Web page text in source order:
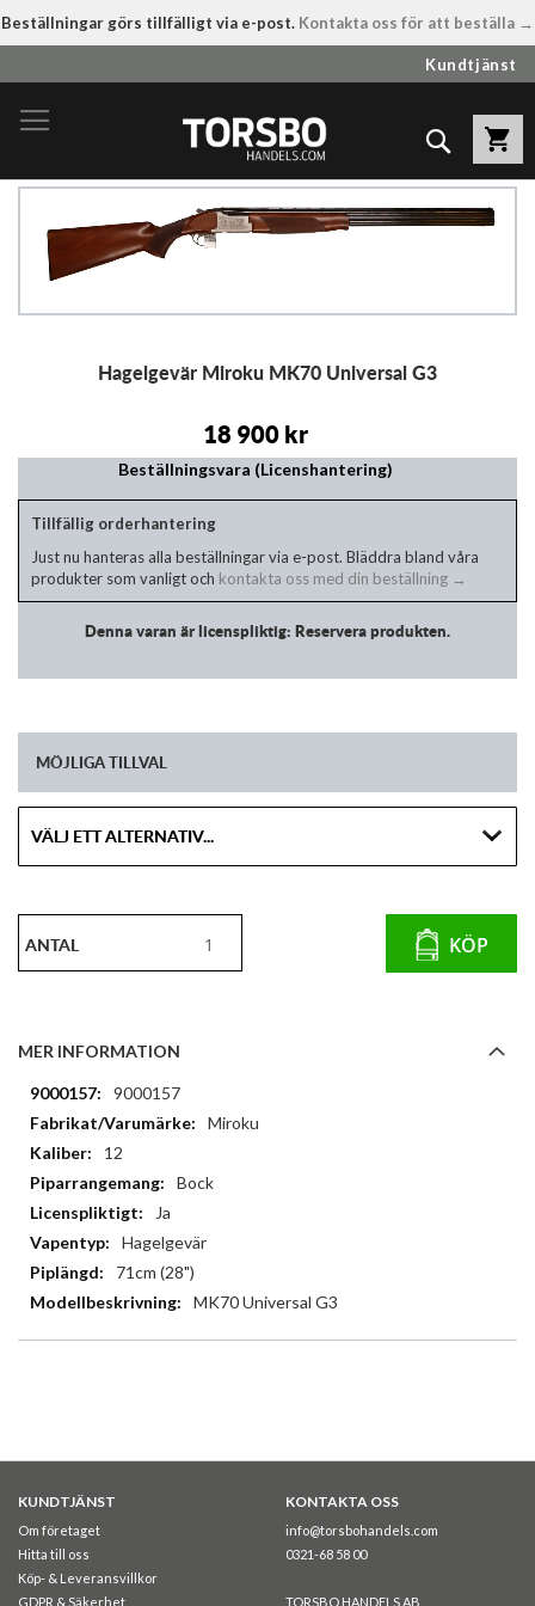
Beställningar görs tillfälligt via e-post. Kontakta oss för att beställa →
till
innehållet
Kundtjänst
Sök
slutet
bildgalleriet
Hagelgevär Miroku MK70 Universal G3
18 900 kr
Beställningsvara (Licenshantering)
Tillfällig orderhantering
Just nu hanteras alla beställningar via e-post. Bläddra bland våra
produkter som vanligt och kontakta oss med din beställning →
Denna varan är licenspliktig: Reservera produkten.
MÖJLIGA TILLVAL
ANTAL KÖP
MER INFORMATION
Mer
information
9000157
Miroku
12
Bock
Ja
Hagelgevär
71cm (28")
MK70 Universal G3
KUNDTJÄNST
Om företaget
Hitta till oss
Köp- & Leveransvillkor
GDPR & Säkerhet
KONTAKTA OSS
info@torsbohandels.com
0321-68 58 00
TORSBO HANDELS AB